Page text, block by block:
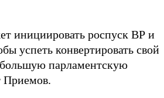
инициировать роспуск ВР и
успеть конвертировать свой
парламентскую
Приемов.